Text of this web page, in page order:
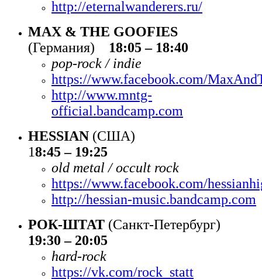
http://eternalwanderers.ru/
MAX & THE GOOFIES
(Германия) 18:05 – 18:40
pop-rock / indie
https://www.facebook.com/
http://www.mntg-
official.bandcamp.com
HESSIAN (США)
18:45 – 19:25
old metal / occult rock
https://www.facebook.com/
http://hessian-music.bandcamp.com
РОК-ШТАТ (Санкт-Петербург)
19:30 – 20:05
hard-rock
https://vk.com/rock_statt